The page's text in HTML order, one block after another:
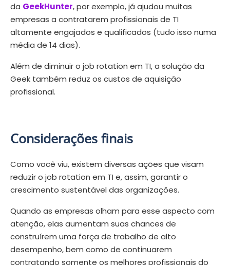
da GeekHunter, por exemplo, já ajudou muitas
empresas a contratarem profissionais de TI
altamente engajados e qualificados (tudo isso numa
média de 14 dias).
Além de diminuir o job rotation em TI, a solução da
Geek também reduz os custos de aquisição
profissional.
Considerações finais
Como você viu, existem diversas ações que visam
reduzir o job rotation em TI e, assim, garantir o
crescimento sustentável das organizações.
Quando as empresas olham para esse aspecto com
atenção, elas aumentam suas chances de
construírem uma força de trabalho de alto
desempenho, bem como de continuarem
contratando somente os melhores profissionais do